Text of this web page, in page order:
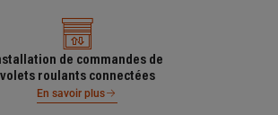
de commandes de
volets roulants connectées
En savoir plus